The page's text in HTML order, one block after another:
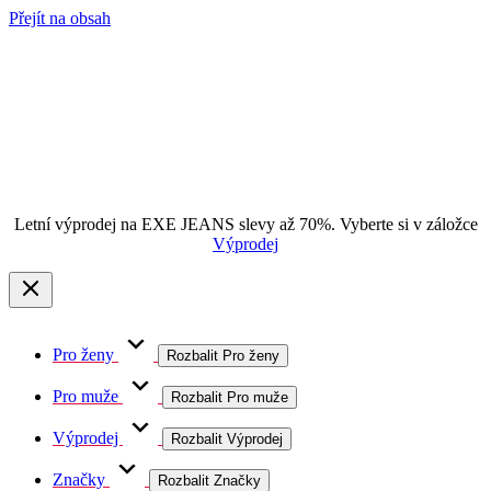
Přejít na obsah
Letní výprodej na EXE JEANS slevy až 70%. Vyberte si v záložce
Výprodej
Pro ženy Rozbalit Pro ženy
Pro muže Rozbalit Pro muže
Výprodej Rozbalit Výprodej
Značky Rozbalit Značky